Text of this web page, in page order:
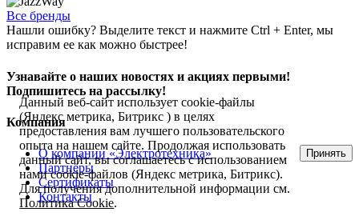
Все бренды
Нашли ошибку? Выделите текст и нажмите Ctrl + Enter, мы
исправим ее как можно быстрее!
Узнавайте о наших новостях и акциях первыми!
Подпишитесь на рассылку!
Компания
О компании «Электротехника»
Партнёры
Сертификаты
Контакты
Данный веб-сайт использует cookie-файлы
(Яндекс метрика, Битрикс ) в целях
предоставления вам лучшего пользовательского
опыта на нашем сайте. Продолжая использовать
данный сайт, вы соглашаетесь с использованием
нами cookie-файлов (Яндекс метрика, Битрикс).
Для получения дополнительной информации см.
Политика Cookie.
Принять